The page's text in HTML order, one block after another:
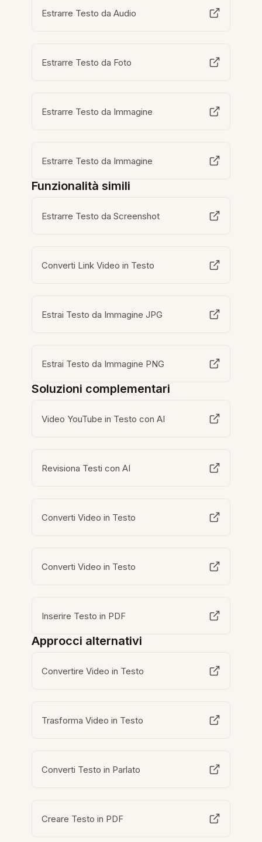
Estrarre Testo da Audio
Estrarre Testo da Foto
Estrarre Testo da Immagine
Estrarre Testo da Immagine
Funzionalità simili
Estrarre Testo da Screenshot
Converti Link Video in Testo
Estrai Testo da Immagine JPG
Estrai Testo da Immagine PNG
Soluzioni complementari
Video YouTube in Testo con AI
Revisiona Testi con AI
Converti Video in Testo
Converti Video in Testo
Inserire Testo in PDF
Approcci alternativi
Convertire Video in Testo
Trasforma Video in Testo
Converti Testo in Parlato
Creare Testo in PDF